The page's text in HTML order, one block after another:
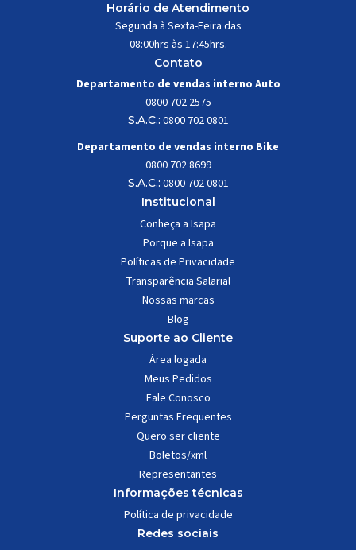
Horário de Atendimento
Segunda à Sexta-Feira das
08:00hrs às 17:45hrs.
Contato
Departamento de vendas interno Auto
0800 702 2575
S.A.C.: 0800 702 0801
Departamento de vendas interno Bike
0800 702 8699
S.A.C.: 0800 702 0801
Institucional
Conheça a Isapa
Porque a Isapa
Políticas de Privacidade
Transparência Salarial
Nossas marcas
Blog
Suporte ao Cliente
Área logada
Meus Pedidos
Fale Conosco
Perguntas Frequentes
Quero ser cliente
Boletos/xml
Representantes
Informações técnicas
Política de privacidade
Redes sociais